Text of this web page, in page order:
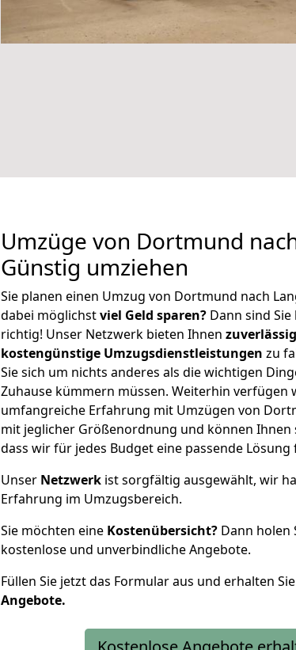
Umzüge von Dortmund
Günstig umziehen
Sie planen einen Umzug von Dortmund nach
dabei möglichstviel Geld sparen? Dann sind
richtig! Unser Netzwerk bieten Ihnen
kostengünstige Umzugsdienstleistungen zu
Sie sich um nichts anderes als die wichtigen
Zuhause kümmern müssen. Weiterhin verfügen
umfangreiche Erfahrung mit Umzügen von
mit jeglicher Größenordnung und können
dass wir für jedes Budget eine passende
Unser Netzwerk ist sorgfältig ausgewählt, wir
Erfahrung im Umzugsbereich.
Sie möchten eine Kostenübersicht? Dann holen
kostenlose und unverbindliche Angebote.
Füllen Sie jetzt das Formular aus und erhalten Sie
Angebote.